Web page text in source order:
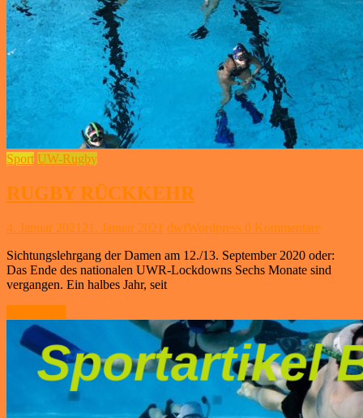
Sport UW-Rugby
RUGBY RÜCKKEHR
4. Januar 2021 21. Januar 2021 dwfWordpress 0 Kommentare
Sichtungslehrgang der Damen am 12./13. September 2020 oder:
Das Ende des nationalen UWR-Lockdowns Sechs Monate sind
vergangen. Ein halbes Jahr, seit